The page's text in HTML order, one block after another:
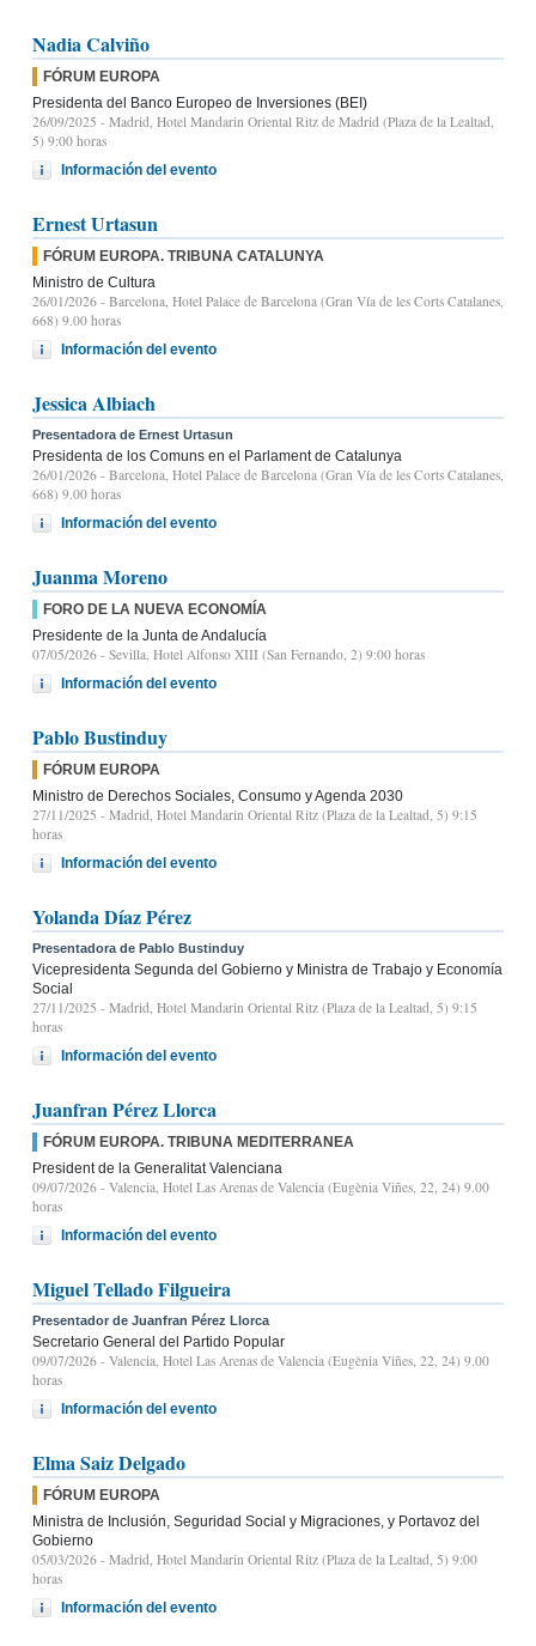
Nadia Calviño
FÓRUM EUROPA
Presidenta del Banco Europeo de Inversiones (BEI)
26/09/2025 - Madrid, Hotel Mandarin Oriental Ritz de Madrid (Plaza de la Lealtad,
5) 9:00 horas
Información del evento
Ernest Urtasun
FÓRUM EUROPA. TRIBUNA CATALUNYA
Ministro de Cultura
26/01/2026 - Barcelona, Hotel Palace de Barcelona (Gran Vía de les Corts Catalanes,
668) 9.00 horas
Información del evento
Jessica Albiach
Presentadora de Ernest Urtasun
Presidenta de los Comuns en el Parlament de Catalunya
26/01/2026 - Barcelona, Hotel Palace de Barcelona (Gran Vía de les Corts Catalanes,
668) 9.00 horas
Información del evento
Juanma Moreno
FORO DE LA NUEVA ECONOMÍA
Presidente de la Junta de Andalucía
07/05/2026 - Sevilla, Hotel Alfonso XIII (San Fernando, 2) 9:00 horas
Información del evento
Pablo Bustinduy
FÓRUM EUROPA
Ministro de Derechos Sociales, Consumo y Agenda 2030
27/11/2025 - Madrid, Hotel Mandarin Oriental Ritz (Plaza de la Lealtad, 5) 9:15
horas
Información del evento
Yolanda Díaz Pérez
Presentadora de Pablo Bustinduy
Vicepresidenta Segunda del Gobierno y Ministra de Trabajo y Economía
Social
27/11/2025 - Madrid, Hotel Mandarin Oriental Ritz (Plaza de la Lealtad, 5) 9:15
horas
Información del evento
Juanfran Pérez Llorca
FÓRUM EUROPA. TRIBUNA MEDITERRANEA
President de la Generalitat Valenciana
09/07/2026 - Valencia, Hotel Las Arenas de Valencia (Eugènia Viñes, 22, 24) 9.00
horas
Información del evento
Miguel Tellado Filgueira
Presentador de Juanfran Pérez Llorca
Secretario General del Partido Popular
09/07/2026 - Valencia, Hotel Las Arenas de Valencia (Eugènia Viñes, 22, 24) 9.00
horas
Información del evento
Elma Saiz Delgado
FÓRUM EUROPA
Ministra de Inclusión, Seguridad Social y Migraciones, y Portavoz del
Gobierno
05/03/2026 - Madrid, Hotel Mandarin Oriental Ritz (Plaza de la Lealtad, 5) 9:00
horas
Información del evento